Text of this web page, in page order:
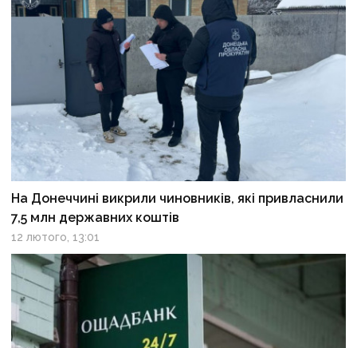
На Донеччині викрили чиновників, які привласнили
7,5 млн державних коштів
12 лютого, 13:01